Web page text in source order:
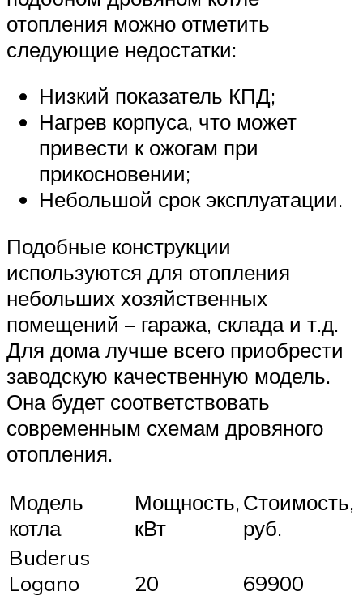
отопления можно отметить
следующие недостатки:
Низкий показатель КПД;
Нагрев корпуса, что может
привести к ожогам при
прикосновении;
Небольшой срок эксплуатации.
Подобные конструкции
используются для отопления
небольших хозяйственных
помещений – гаража, склада и т.д.
Для дома лучше всего приобрести
заводскую качественную модель.
Она будет соответствовать
современным схемам дровяного
отопления.
Модель
котла
Мощность,
кВт
Стоимость,
руб.
Buderus
Logano
20 69900